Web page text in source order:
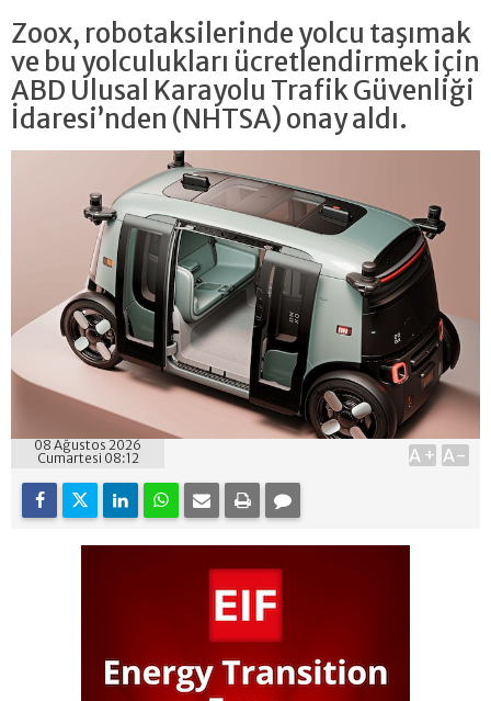
Zoox, robotaksilerinde yolcu taşımak
ve bu yolculukları ücretlendirmek için
ABD Ulusal Karayolu Trafik Güvenliği
İdaresi’nden (NHTSA) onay aldı.
08 Ağustos 2026
Cumartesi 08:12
A+ A-